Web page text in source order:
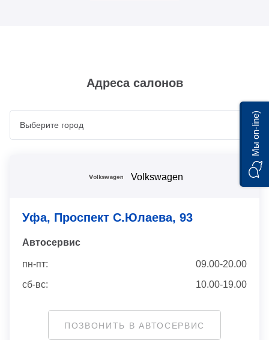
Адреса салонов
Volkswagen
Уфа, Проспект С.Юлаева, 93
Автосервис
пн-пт:
09.00-20.00
сб-вс:
10.00-19.00
ПОЗВОНИТЬ В АВТОСЕРВИС
Мы on-line)